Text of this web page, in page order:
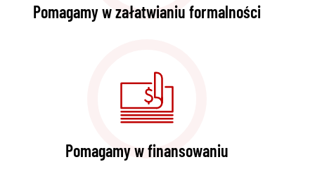
Pomagamy w załatwianiu formalności
Pomagamy w finansowaniu